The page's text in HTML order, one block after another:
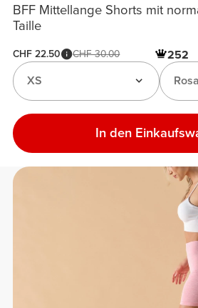
BFF Mittellange Shorts mit
Taille
CHF 22.50 CHF 30.00 252
XS
In den